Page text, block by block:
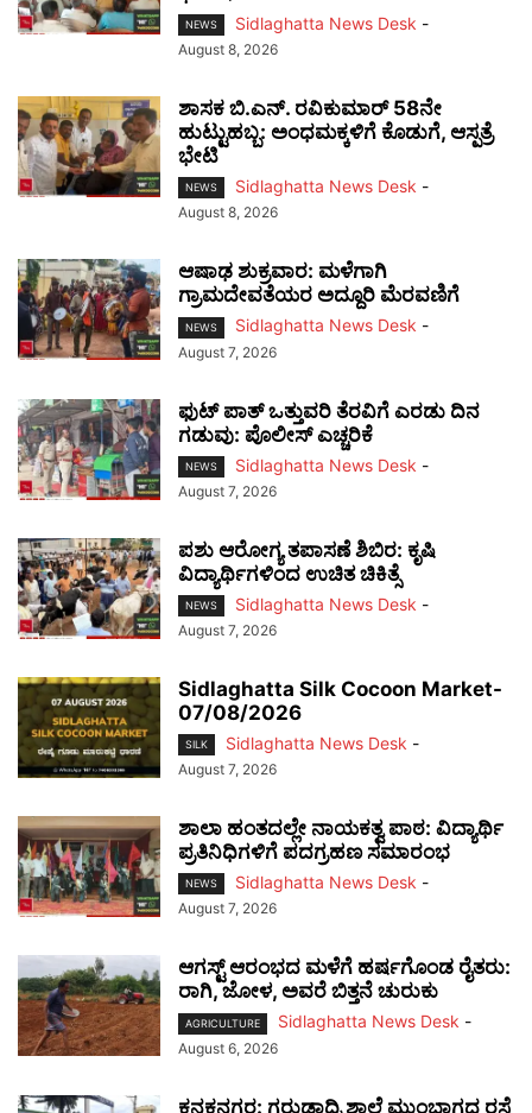
NEWS Sidlaghatta News Desk -
August 8, 2026
ಶಾಸಕ ಬಿ.ಎನ್. ರವಿಕುಮಾರ್ 58ನೇ
ಹುಟ್ಟುಹಬ್ಬ: ಅಂಧಮಕ್ಕಳಿಗೆ ಕೊಡುಗೆ, ಆಸ್ಪತ್ರೆ
ಭೇಟಿ
NEWS Sidlaghatta News Desk -
August 8, 2026
ಆಷಾಢ ಶುಕ್ರವಾರ: ಮಳೆಗಾಗಿ
ಗ್ರಾಮದೇವತೆಯರ ಅದ್ದೂರಿ ಮೆರವಣಿಗೆ
NEWS Sidlaghatta News Desk -
August 7, 2026
ಫುಟ್‌ ಪಾತ್ ಒತ್ತುವರಿ ತೆರವಿಗೆ ಎರಡು ದಿನ
ಗಡುವು: ಪೊಲೀಸ್ ಎಚ್ಚರಿಕೆ
NEWS Sidlaghatta News Desk -
August 7, 2026
ಪಶು ಆರೋಗ್ಯ ತಪಾಸಣೆ ಶಿಬಿರ: ಕೃಷಿ
ವಿದ್ಯಾರ್ಥಿಗಳಿಂದ ಉಚಿತ ಚಿಕಿತ್ಸೆ
NEWS Sidlaghatta News Desk -
August 7, 2026
Sidlaghatta Silk Cocoon Market-
07/08/2026
SILK Sidlaghatta News Desk -
August 7, 2026
ಶಾಲಾ ಹಂತದಲ್ಲೇ ನಾಯಕತ್ವ ಪಾಠ: ವಿದ್ಯಾರ್ಥಿ
ಪ್ರತಿನಿಧಿಗಳಿಗೆ ಪದಗ್ರಹಣ ಸಮಾರಂಭ
NEWS Sidlaghatta News Desk -
August 7, 2026
ಆಗಸ್ಟ್ ಆರಂಭದ ಮಳೆಗೆ ಹರ್ಷಗೊಂಡ ರೈತರು:
ರಾಗಿ, ಜೋಳ, ಅವರೆ ಬಿತ್ತನೆ ಚುರುಕು
AGRICULTURE Sidlaghatta News Desk -
August 6, 2026
ಕನಕನಗರ: ಗರುಡಾದ್ರಿ ಶಾಲೆ ಮುಂಭಾಗದ ರಸ್ತೆ